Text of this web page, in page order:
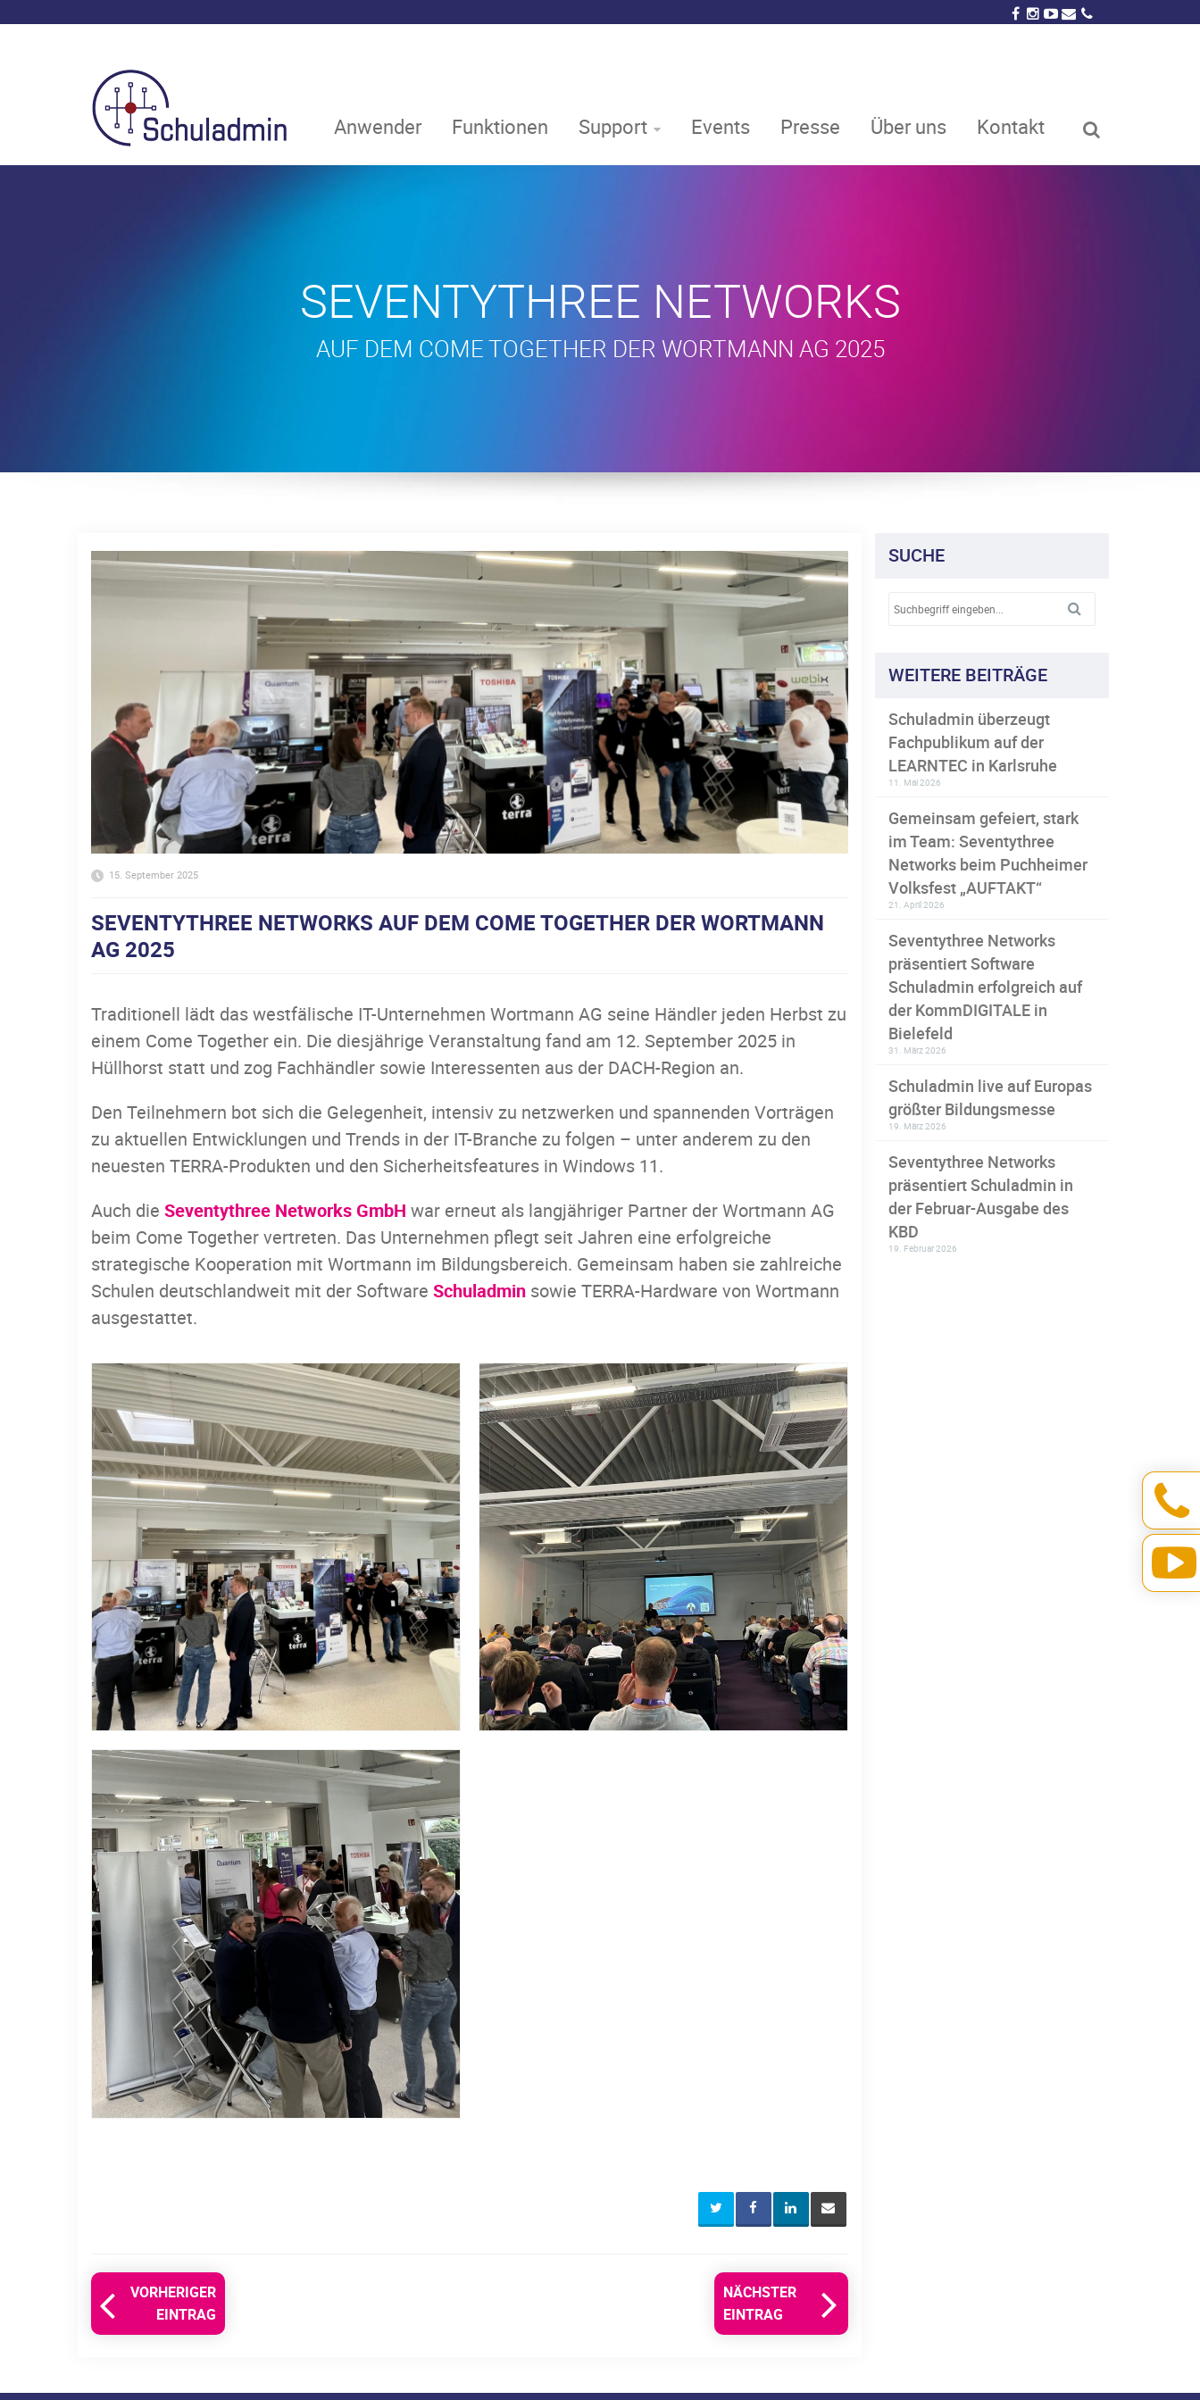
Anwender Funktionen Support Events Presse Über uns Kontakt
SEVENTYTHREE NETWORKS
AUF DEM COME TOGETHER DER WORTMANN AG 2025
15. September 2025
SEVENTYTHREE NETWORKS AUF DEM COME TOGETHER DER WORTMANN
AG 2025
Traditionell lädt das westfälische IT-Unternehmen Wortmann AG seine Händler jeden Herbst zu
einem Come Together ein. Die diesjährige Veranstaltung fand am 12. September 2025 in
Hüllhorst statt und zog Fachhändler sowie Interessenten aus der DACH-Region an.
Den Teilnehmern bot sich die Gelegenheit, intensiv zu netzwerken und spannenden Vorträgen
zu aktuellen Entwicklungen und Trends in der IT-Branche zu folgen – unter anderem zu den
neuesten TERRA-Produkten und den Sicherheitsfeatures in Windows 11.
Auch die Seventythree Networks GmbH war erneut als langjähriger Partner der Wortmann AG
beim Come Together vertreten. Das Unternehmen pflegt seit Jahren eine erfolgreiche
strategische Kooperation mit Wortmann im Bildungsbereich. Gemeinsam haben sie zahlreiche
Schulen deutschlandweit mit der Software Schuladmin sowie TERRA-Hardware von Wortmann
ausgestattet.
VORHERIGER
EINTRAG
NÄCHSTER
EINTRAG
SUCHE
WEITERE BEITRÄGE
Schuladmin überzeugt
Fachpublikum auf der
LEARNTEC in Karlsruhe
11. Mai 2026
Gemeinsam gefeiert, stark
im Team: Seventythree
Networks beim Puchheimer
Volksfest „AUFTAKT“
21. April 2026
Seventythree Networks
präsentiert Software
Schuladmin erfolgreich auf
der KommDIGITALE in
Bielefeld
31. März 2026
Schuladmin live auf Europas
größter Bildungsmesse
19. März 2026
Seventythree Networks
präsentiert Schuladmin in
der Februar-Ausgabe des
KBD
19. Februar 2026